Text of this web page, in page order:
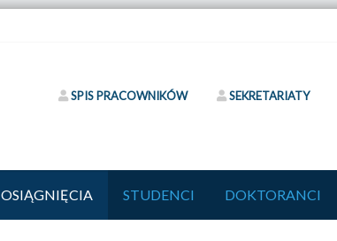
SPIS PRACOWNIKÓW SEKRETARIATY
OSIĄGNIĘCIA STUDENCI DOKTORANCI